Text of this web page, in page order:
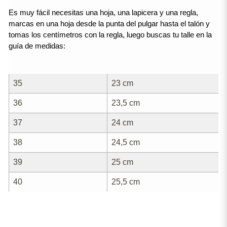
Es muy fácil necesitas una hoja, una lapicera y una regla,
marcas en una hoja desde la punta del pulgar hasta el talón y
tomas los centímetros con la regla, luego buscas tu talle en la
guía de medidas:
35 23 cm
36 23,5 cm
37 24 cm
38 24,5 cm
39 25 cm
40 25,5 cm